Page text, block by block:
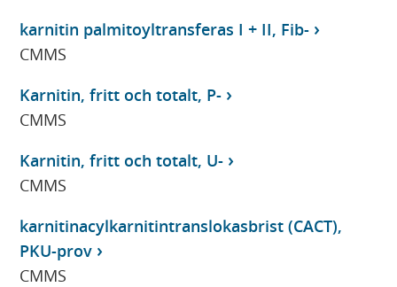
karnitin palmitoyltransferas I + II, Fib-
CMMS
Karnitin, fritt och totalt, P-
CMMS
Karnitin, fritt och totalt, U-
CMMS
karnitinacylkarnitintranslokasbrist (CACT),
PKU-prov
CMMS